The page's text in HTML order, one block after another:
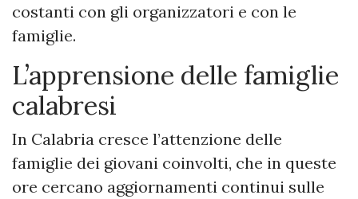
costanti con gli organizzatori e con le
famiglie.
L’apprensione delle famiglie
calabresi
In Calabria cresce l’attenzione delle
famiglie dei giovani coinvolti, che in queste
ore cercano aggiornamenti continui sulle